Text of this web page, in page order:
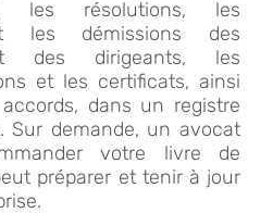
les résolutions, les
les démissions des
des dirigeants, les
et les certificats, ainsi
dans un registre
Sur demande, un avocat
votre livre de
préparer et tenir à jour